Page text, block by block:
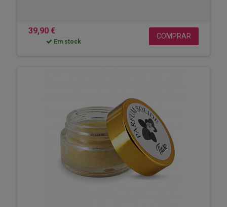
39,90 €
Em stock
COMPRAR